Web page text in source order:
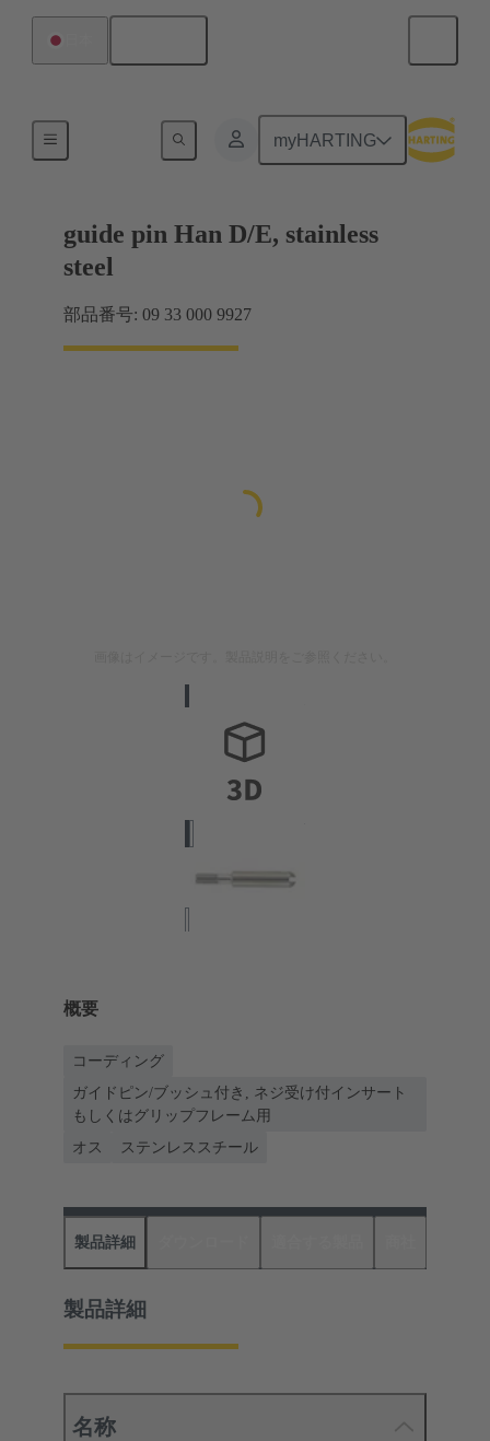
myHARTING
コーディングおよびガイドエレメント
guide pin Han D/E, stainless
steel
部品番号: 09 33 000 9927
概要
コーディング
ガイドピン/ブッシュ付き, ネジ受け付インサート
もしくはグリップフレーム用
オス
ステンレススチール
製品詳細
製品詳細
名称